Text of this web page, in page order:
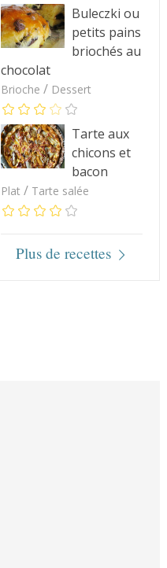
Buleczki ou
petits pains
briochés au
chocolat
Brioche / Dessert
Tarte aux
chicons et
bacon
Plat / Tarte salée
Plus de recettes